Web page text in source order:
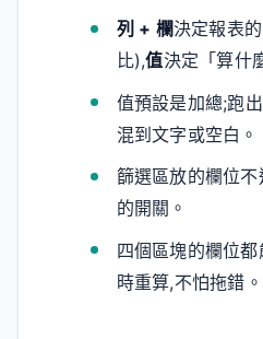
列 + 欄決定報表
比),值決定「算什
值預設是加總;跑
混到文字或空白。
篩選區放的欄位
的開關。
四個區塊的欄位
時重算,不怕拖錯。